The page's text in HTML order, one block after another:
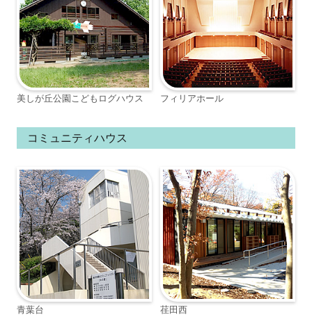
美しが丘公園こどもログハウス フィリアホール
コミュニティハウス
青葉台 荏田西